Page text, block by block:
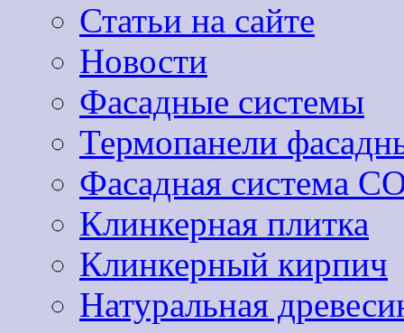
Статьи на сайте
Новости
Фасадные системы
Термопанели
Фасадная система
Клинкерная плитка
Клинкерный кирпич
Натуральная